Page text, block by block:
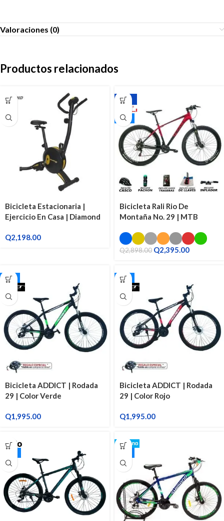
Valoraciones (0)
Productos relacionados
Bicicleta Estacionaria |
Ejercicio En Casa | Diamond
Q2,198.00
-17%
29"
Bicicleta Rali Rio De
Montaña No. 29 | MTB
Q2,898.00 Q2,395.00
29"
Bicicleta ADDICT | Rodada
29 | Color Verde
Q1,995.00
29"
Bicicleta ADDICT | Rodada
29 | Color Rojo
Q1,995.00